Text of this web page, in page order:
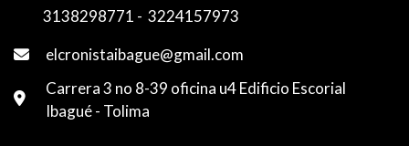
3138298771 - 3224157973
elcronistaibague@gmail.com
Carrera 3 no 8-39 oficina u4 Edificio Escorial
Ibagué - Tolima